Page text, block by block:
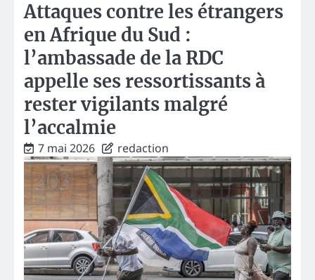
Attaques contre les étrangers
en Afrique du Sud :
l’ambassade de la RDC
appelle ses ressortissants à
rester vigilants malgré
l’accalmie
7 mai 2026 redaction